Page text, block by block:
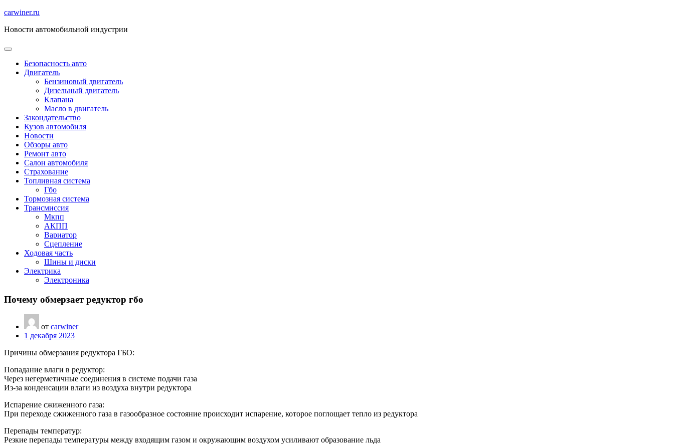
Перейти
содержимому
carwiner.ru
Новости автомобильной индустрии
Безопасность авто
Двигатель
Бензиновый двигатель
Дизельный двигатель
Клапана
Масло в двигатель
Закондательство
Кузов автомобиля
Новости
Обзоры авто
Ремонт авто
Салон автомобиля
Страхование
Топливная система
Гбо
Тормозная система
Трансмиссия
Мкпп
АКПП
Вариатор
Сцепление
Ходовая часть
Шины и диски
Электрика
Электроника
Почему обмерзает редуктор гбо
от carwiner
1 декабря 2023
Причины обмерзания редуктора ГБО:
Попадание влаги в редуктор:
Через негерметичные соединения в системе подачи газа
Из-за конденсации влаги из воздуха внутри редуктора
Испарение сжиженного газа:
При переходе сжиженного газа в газообразное состояние происходит испарение, которое поглощает тепло из редуктора
Перепады температур:
Резкие перепады температуры между входящим газом и окружающим воздухом усиливают образование льда